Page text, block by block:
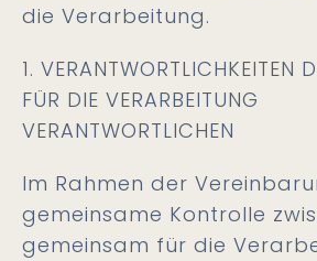
die Verarbeitung.
1. VERANTWORTLICHKEITEN
FÜR DIE VERARBEITUNG
VERANTWORTLICHEN
Im Rahmen der
gemeinsame Kontrolle
gemeinsam für die